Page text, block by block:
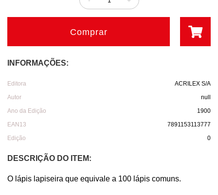
Comprar
INFORMAÇÕES:
Editora
ACRILEX S/A
Autor
null
Ano da Edição
1900
EAN13
7891153113777
Edição
0
DESCRIÇÃO DO ITEM:
O lápis lapiseira que equivale a 100 lápis comuns.